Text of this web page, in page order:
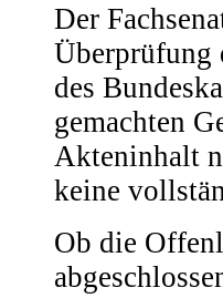
Der
Überprüfung
des
gemachten
Akteninhalt
keine
Ob die